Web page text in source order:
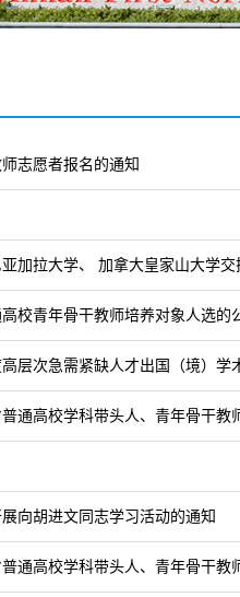
志愿者报名的通知
加拉大学、 加拿大皇家山大学交
校青年骨干教师培养对象人选的
层次急需紧缺人才出国（境）学
通高校学科带头人、青年骨干教
向胡进文同志学习活动的通知
通高校学科带头人、青年骨干教